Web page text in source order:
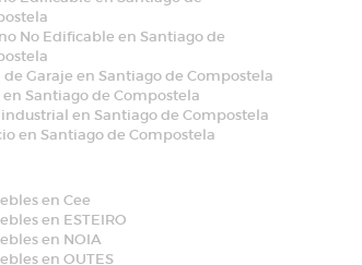
No Edificable en Santiago de
de Garaje en Santiago de Compostela
en Santiago de Compostela
industrial en Santiago de Compostela
en Santiago de Compostela
en Cee
en ESTEIRO
en NOIA
en OUTES